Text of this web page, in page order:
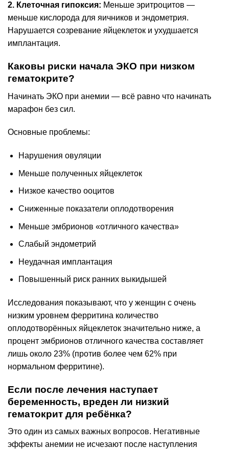
2. Клеточная гипоксия: Меньше эритроцитов —
меньше кислорода для яичников и эндометрия.
Нарушается созревание яйцеклеток и ухудшается
имплантация.
Каковы риски начала ЭКО при низком
гематокрите?
Начинать ЭКО при анемии — всё равно что начинать
марафон без сил.
Основные проблемы:
Нарушения овуляции
Меньше полученных яйцеклеток
Низкое качество ооцитов
Сниженные показатели оплодотворения
Меньше эмбрионов «отличного качества»
Слабый эндометрий
Неудачная имплантация
Повышенный риск ранних выкидышей
Исследования показывают, что у женщин с очень
низким уровнем ферритина количество
оплодотворённых яйцеклеток значительно ниже, а
процент эмбрионов отличного качества составляет
лишь около 23% (против более чем 62% при
нормальном ферритине).
Если после лечения наступает
беременность, вреден ли низкий
гематокрит для ребёнка?
Это один из самых важных вопросов. Негативные
эффекты анемии не исчезают после наступления